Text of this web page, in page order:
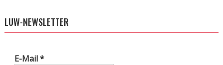
LUW-NEWSLETTER
E-Mail*